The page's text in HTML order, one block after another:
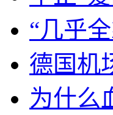
“几乎
德国机
为什么